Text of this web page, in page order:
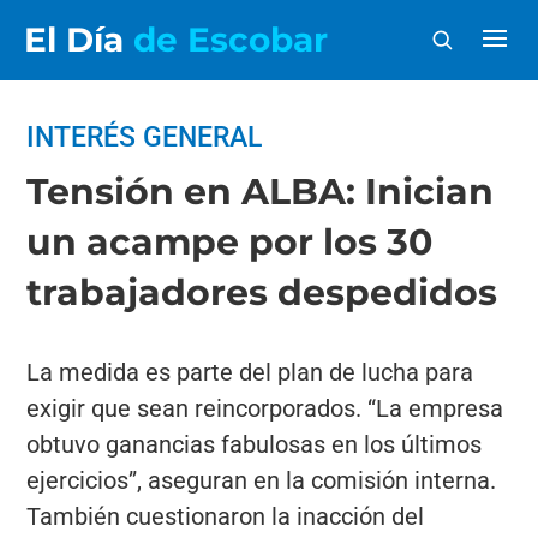
El Día de Escobar
INTERÉS GENERAL
Tensión en ALBA: Inician
un acampe por los 30
trabajadores despedidos
La medida es parte del plan de lucha para
exigir que sean reincorporados. “La empresa
obtuvo ganancias fabulosas en los últimos
ejercicios”, aseguran en la comisión interna.
También cuestionaron la inacción del